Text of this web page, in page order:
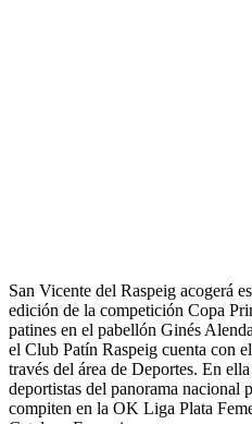
San Vicente del Raspeig acogerá
edición de la competición Copa
patines en el pabellón Ginés
el Club Patín Raspeig cuenta con
través del área de Deportes. En
deportistas del panorama nacional
compiten en la OK Liga Plata